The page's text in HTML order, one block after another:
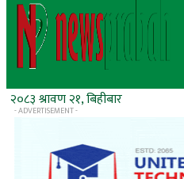
२०८३ श्रावण २१, बिहीबार
- ADVERTISEMENT -